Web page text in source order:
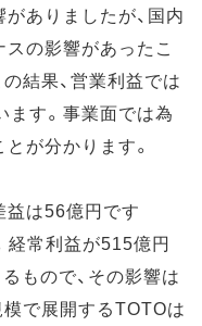
ありましたが、国内
の影響があったこ
結果、営業利益では
す。事業面では為
が分かります。
益は56億円です
経常利益が515億円
もので、その影響は
で展開するTOTOは